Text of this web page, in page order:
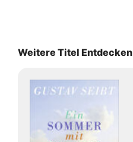
Weitere Titel Entdecken